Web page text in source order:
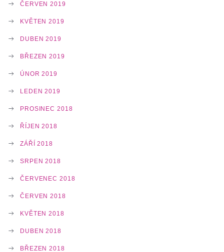
ČERVEN 2019
KVĚTEN 2019
DUBEN 2019
BŘEZEN 2019
ÚNOR 2019
LEDEN 2019
PROSINEC 2018
ŘÍJEN 2018
ZÁŘÍ 2018
SRPEN 2018
ČERVENEC 2018
ČERVEN 2018
KVĚTEN 2018
DUBEN 2018
BŘEZEN 2018